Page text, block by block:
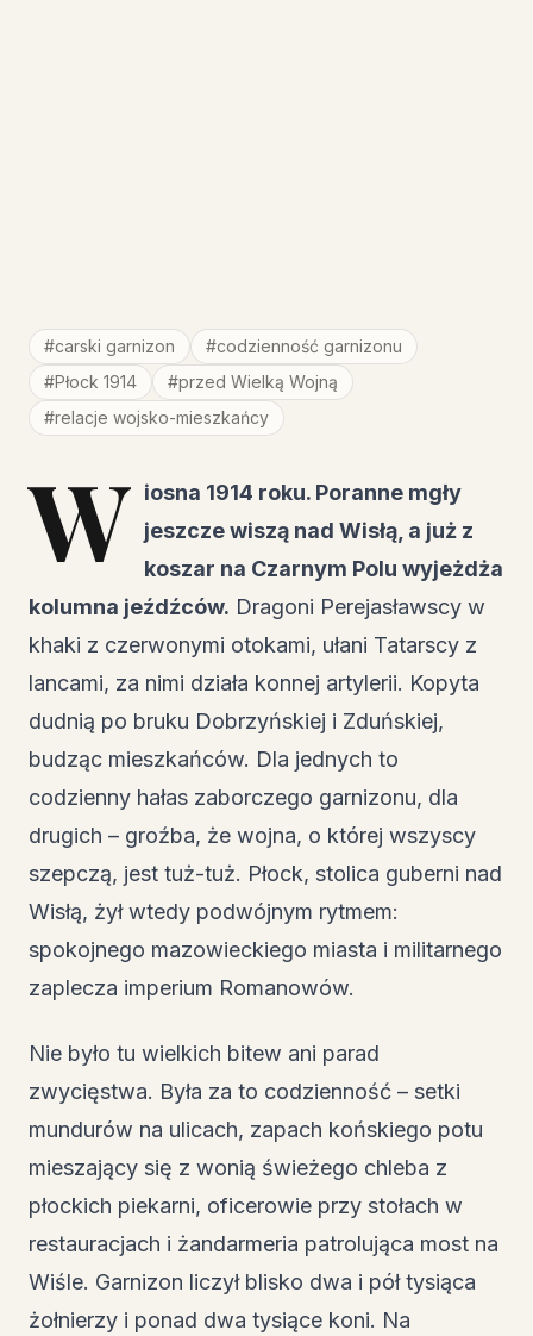
#carski garnizon #codzienność garnizonu
#Płock 1914 #przed Wielką Wojną
#relacje wojsko-mieszkańcy
W iosna 1914 roku. Poranne mgły
jeszcze wiszą nad Wisłą, a już z
koszar na Czarnym Polu wyjeżdża
kolumna jeźdźców. Dragoni Perejasławscy w
khaki z czerwonymi otokami, ułani Tatarscy z
lancami, za nimi działa konnej artylerii. Kopyta
dudnią po bruku Dobrzyńskiej i Zduńskiej,
budząc mieszkańców. Dla jednych to
codzienny hałas zaborczego garnizonu, dla
drugich – groźba, że wojna, o której wszyscy
szepczą, jest tuż-tuż. Płock, stolica guberni nad
Wisłą, żył wtedy podwójnym rytmem:
spokojnego mazowieckiego miasta i militarnego
zaplecza imperium Romanowów.
Nie było tu wielkich bitew ani parad
zwycięstwa. Była za to codzienność – setki
mundurów na ulicach, zapach końskiego potu
mieszający się z wonią świeżego chleba z
płockich piekarni, oficerowie przy stołach w
restauracjach i żandarmeria patrolująca most na
Wiśle. Garnizon liczył blisko dwa i pół tysiąca
żołnierzy i ponad dwa tysiące koni. Na